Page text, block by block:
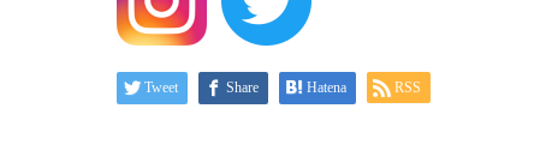
Tweet Share Hatena RSS